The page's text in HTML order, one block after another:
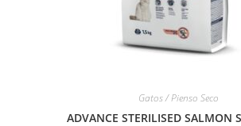
Gatos / Pienso Seco
ADVANCE STERILISED SALMON